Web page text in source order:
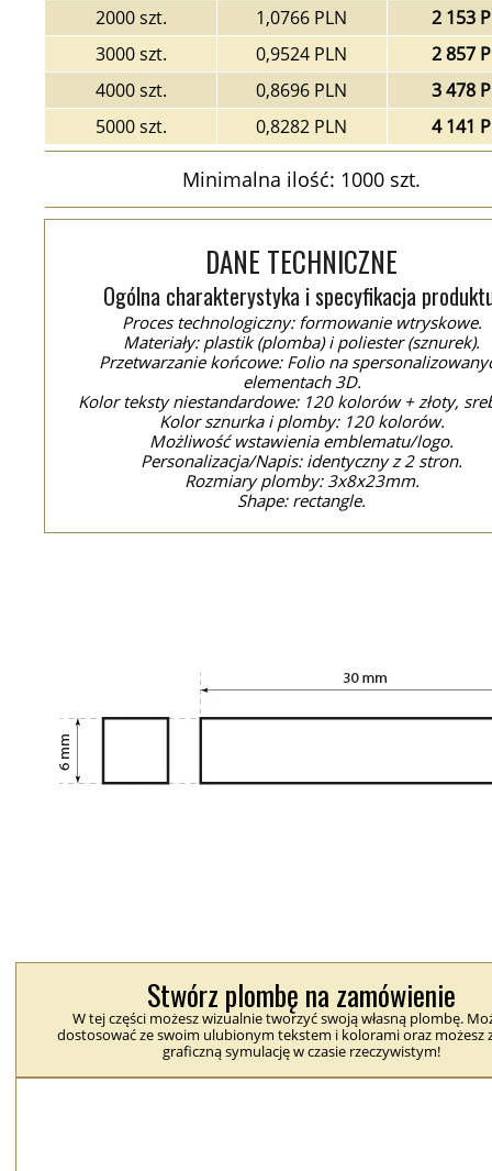
2000 szt.
1,0766 PLN
2 153
3000 szt.
0,9524 PLN
2 857
4000 szt.
0,8696 PLN
3 478
5000 szt.
0,8282 PLN 4 141
Minimalna ilość: 1000 szt.
DANE TECHNICZNE
Ogólna charakterystyka i specyfikacja
Proces technologiczny: formowanie wtryskowe.
Materiały: plastik (plomba) i poliester (sznurek).
Przetwarzanie końcowe: Folio na
elementach 3D.
Kolor teksty niestandardowe: 120 kolorów + złoty,
Kolor sznurka i plomby: 120 kolorów.
Możliwość wstawienia emblematu/logo.
Personalizacja/Napis: identyczny z 2 stron.
Rozmiary plomby: 3x8x23mm.
Shape: rectangle.
Stwórz plombę na zamówienie
W tej części możesz wizualnie tworzyć swoją własną plombę.
dostosować ze swoim ulubionym tekstem i kolorami oraz możesz
graficzną symulację w czasie rzeczywistym!